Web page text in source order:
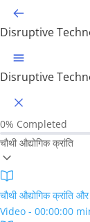
Disruptive
Disruptive
0% Completed
चौथी औद्योगिक क्रांति
चौथी औद्योगिक क्रांति
Video - 00:00:00